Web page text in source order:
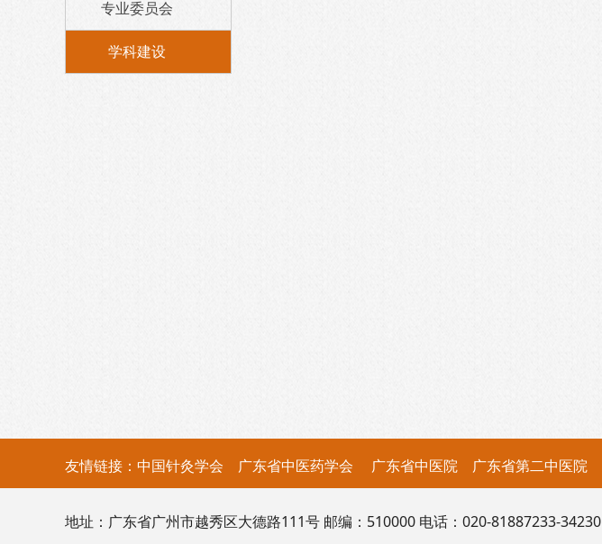
专业委员会
学科建设
地址：广东省广州市越秀区大德路111号 邮编：510000 电话：020-81887233-34230
友情链接： 中国针灸学会 广东省中医药学会 广东省中医院 广东省第二中医院